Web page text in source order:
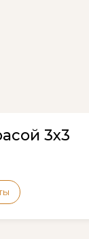
3х3